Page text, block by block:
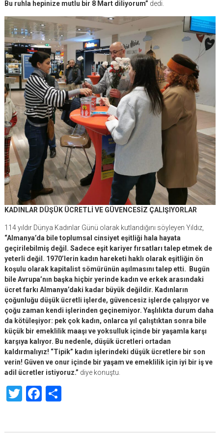
Bu ruhla hepinize mutlu bir 8 Mart diliyorum” dedi.
KADINLAR DÜŞÜK ÜCRETLİ VE GÜVENCESİZ ÇALIŞIYORLAR
114 yıldır Dünya Kadınlar Günü olarak kutlandığını söyleyen Yıldız,
“Almanya’da bile toplumsal cinsiyet eşitliği hala hayata
geçirilebilmiş değil. Sadece eşit kariyer fırsatları talep etmek de
yeterli değil. 1970’lerin kadın hareketi haklı olarak eşitliğin ön
koşulu olarak kapitalist sömürünün aşılmasını talep etti. Bugün
bile Avrupa’nın başka hiçbir yerinde kadın ve erkek arasındaki
ücret farkı Almanya’daki kadar büyük değildir. Kadınların
çoğunluğu düşük ücretli işlerde, güvencesiz işlerde çalışıyor ve
çoğu zaman kendi işlerinden geçinemiyor. Yaşlılıkta durum daha
da kötüleşiyor: pek çok kadın, onlarca yıl çalıştıktan sonra bile
küçük bir emeklilik maaşı ve yoksulluk içinde bir yaşamla karşı
karşıya kalıyor. Bu nedenle, düşük ücretleri ortadan
kaldırmalıyız! “Tipik” kadın işlerindeki düşük ücretlere bir son
verin! Güven ve onur içinde bir yaşam ve emeklilik için iyi bir iş ve
adil ücretler istiyoruz.” diye konuştu.
TwitterFacebook